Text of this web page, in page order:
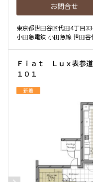
お問合せ
東京都世田谷区代田4丁目
小田急電鉄 小田急線 世田
Ｆｉａｔ Ｌｕｘ表参
１０１
新着